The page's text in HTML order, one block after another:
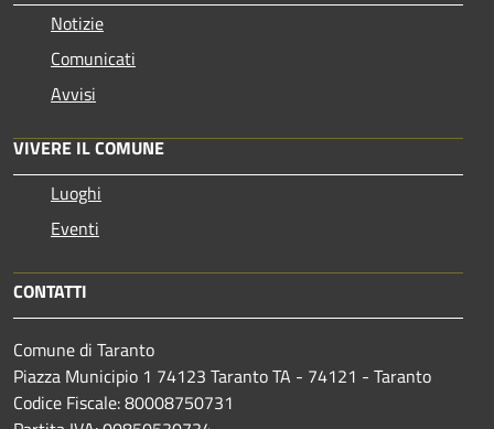
Notizie
Comunicati
Avvisi
VIVERE IL COMUNE
Luoghi
Eventi
CONTATTI
Comune di Taranto
Piazza Municipio 1 74123 Taranto TA - 74121 - Taranto
Codice Fiscale: 80008750731